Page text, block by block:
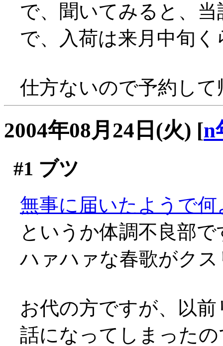
で、聞いてみると、
で、入荷は来月中旬
仕方ないので予約して
2004年08月24日(火) [n
#1 ブツ
無事に届いたようで
というか体調不良部
ハァハァな春歌がク
お代の方ですが、以
話になってしまった